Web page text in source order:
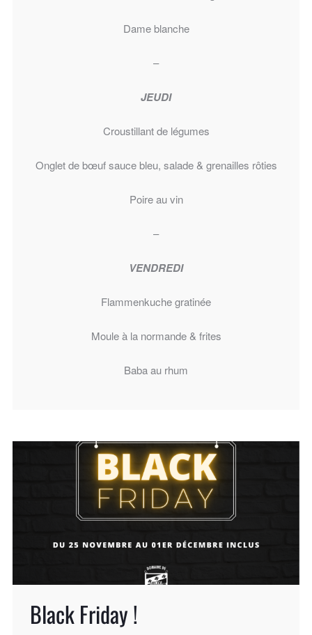
Dame blanche
–
JEUDI
Croustillant de légumes
Onglet de bœuf sauce bleu, salade & grenailles rôties
Poire au vin
–
VENDREDI
Flammenkuche gratinée
Moule à la normande & frites
Baba au rhum
Black Friday !